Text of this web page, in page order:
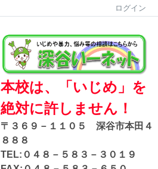
ログイン
本校は、「いじめ」を
絶対に許しません！
〒３６９－１１０５ 深谷市本田４
８８８
TEL:０４８－５８３－３０１９